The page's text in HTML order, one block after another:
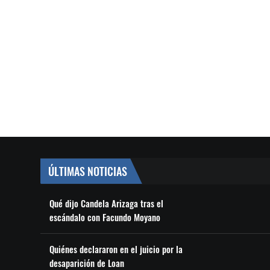
ÚLTIMAS NOTICIAS
Qué dijo Candela Arizaga tras el
escándalo con Facundo Moyano
Quiénes declararon en el juicio por la
desaparición de Loan